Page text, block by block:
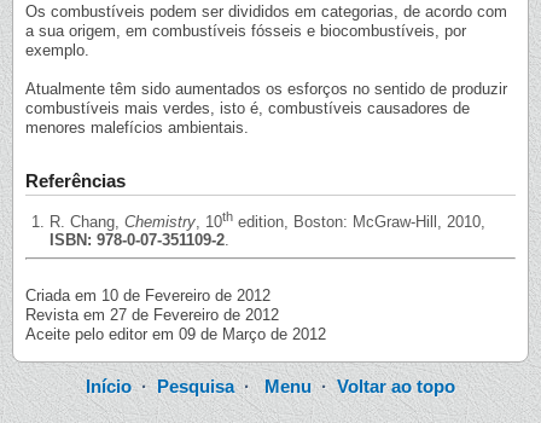
Os combustíveis podem ser divididos em categorias, de acordo com
a sua origem, em combustíveis fósseis e biocombustíveis, por
exemplo.
Atualmente têm sido aumentados os esforços no sentido de produzir
combustíveis mais verdes, isto é, combustíveis causadores de
menores malefícios ambientais.
Referências
R. Chang, Chemistry, 10th edition, Boston: McGraw-Hill, 2010,
ISBN: 978-0-07-351109-2.
Criada em 10 de Fevereiro de 2012
Revista em 27 de Fevereiro de 2012
Aceite pelo editor em 09 de Março de 2012
Início·Pesquisa·Menu· Voltar ao topo